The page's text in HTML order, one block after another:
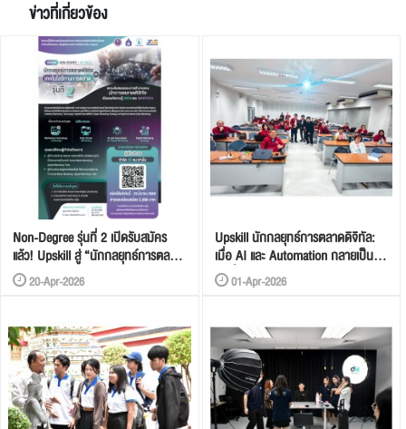
ข่าวที่เกี่ยวข้อง
Non-Degree รุ่นที่ 2 เปิดรับสมัคร
แล้ว! Upskill สู่ “นักกลยุทธ์การตลาด
ดิจิทัล & MarTech ตัวจริง”
20-Apr-2026
Upskill นักกลยุทธ์การตลาดดิจิทัล:
เมื่อ AI และ Automation กลายเป็น
“เครื่องมือคู่ใจ”
01-Apr-2026